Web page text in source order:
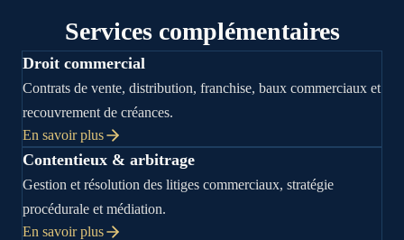
Services complémentaires
Droit commercial
Contrats de vente, distribution, franchise, baux commerciaux et
recouvrement de créances.
En savoir plus
Contentieux & arbitrage
Gestion et résolution des litiges commerciaux, stratégie
procédurale et médiation.
En savoir plus